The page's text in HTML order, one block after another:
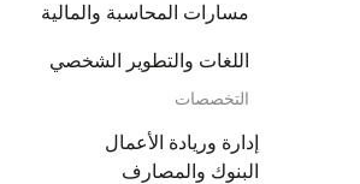
مسارات المحاسبة والمالية
اللغات والتطوير الشخصي
التخصصات
إدارة وريادة الأعمال
البنوك والمصارف